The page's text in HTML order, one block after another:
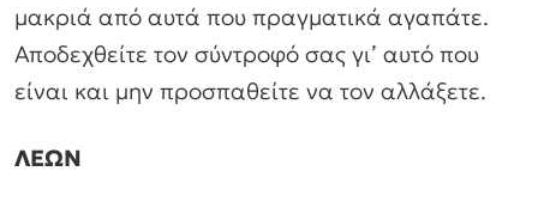
μακριά από αυτά που πραγματικά αγαπάτε.
Αποδεχθείτε τον σύντροφό σας γι’ αυτό που
είναι και μην προσπαθείτε να τον αλλάξετε.
ΛΕΩΝ